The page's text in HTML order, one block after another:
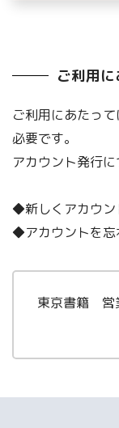
ご利用
ご利用にあたっ
必要です。
アカウント発行
◆新しくアカウン
◆アカウントを
東京書籍 営